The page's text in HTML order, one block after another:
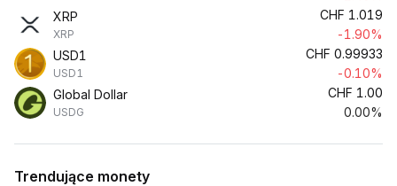
XRP
XRP
CHF 1.019
-1.90%
USD1
USD1
CHF 0.99933
-0.10%
Global Dollar
USDG
CHF 1.00
0.00%
Trendujące monety